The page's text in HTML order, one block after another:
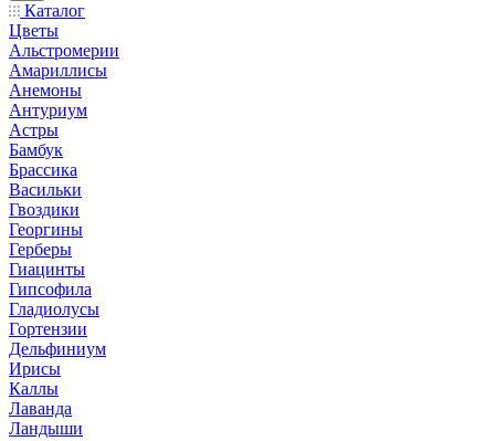
Каталог
Цветы
Альстромерии
Амариллисы
Анемоны
Антуриум
Астры
Бамбук
Брассика
Васильки
Гвоздики
Георгины
Герберы
Гиацинты
Гипсофила
Гладиолусы
Гортензии
Дельфиниум
Ирисы
Каллы
Лаванда
Ландыши